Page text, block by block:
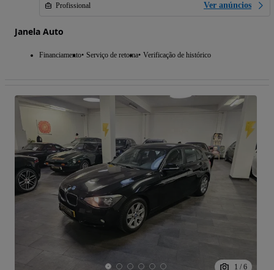
Profissional Ver anúncios
Janela Auto
Financiamento Serviço de retoma Verificação de histórico
1 / 6